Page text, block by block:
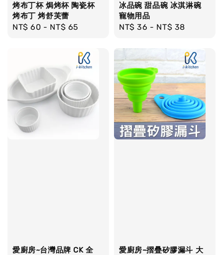
烤布丁杯 焗烤杯 陶瓷杯
烤布丁 烤舒芙蕾
Regular
NT$ 60 - NT$ 65
冰品碗 甜品碗 冰淇淋碗
寵物用品
Regular
NT$ 36 - NT$ 38
愛廚房~台灣品牌 CK 全
愛廚房~摺疊矽膠漏斗 大